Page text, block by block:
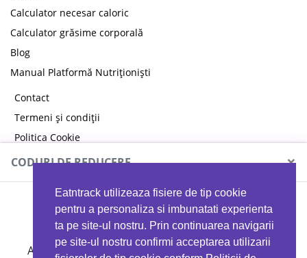
Eatntrack utilizeaza fisiere de tip cookie
pentru a personaliza si imbunatati experienta
ta pe site-ul nostru. Prin continuarea navigarii
pe site-ul nostru confirmi acceptarea utilizarii
Calculator necesar caloric
Calculator grăsime corporală
Blog
Manual Platformă Nutriționiști
Contact
Termeni și condiții
Politica Cookie
Politica de confidențialitate
CODURI DE REDUCERE ×
MYPROTEIN
Ai 40%reducere la orice comandă folosind codul